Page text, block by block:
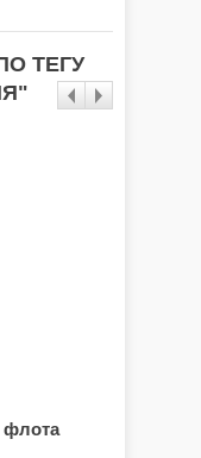
ТЕГУ
флота